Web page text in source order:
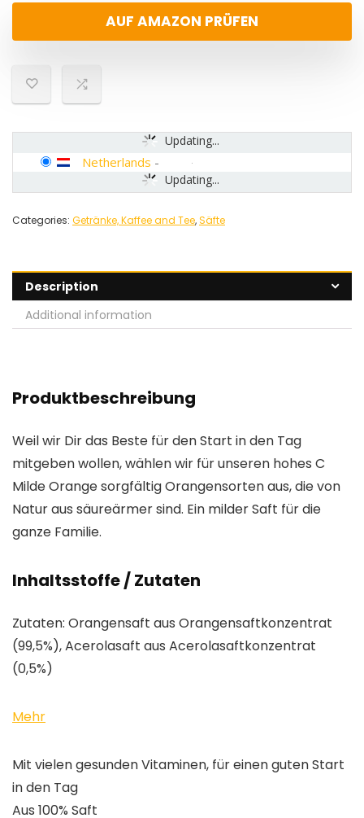
AUF AMAZON PRÜFEN
Updating...
Updating...
Netherlands -
Categories: Getränke, Kaffee and Tee,Säfte
Description
Additional information
Produktbeschreibung
Weil wir Dir das Beste für den Start in den Tag
mitgeben wollen, wählen wir für unseren hohes C
Milde Orange sorgfältig Orangensorten aus, die von
Natur aus säureärmer sind. Ein milder Saft für die
ganze Familie.
Inhaltsstoffe / Zutaten
Zutaten: Orangensaft aus Orangensaftkonzentrat
(99,5%), Acerolasaft aus Acerolasaftkonzentrat
(0,5%)
Mehr
Mit vielen gesunden Vitaminen, für einen guten Start
in den Tag
Aus 100% Saft